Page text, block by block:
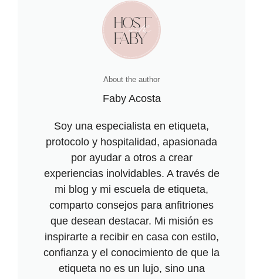
About the author
Faby Acosta
Soy una especialista en etiqueta,
protocolo y hospitalidad, apasionada
por ayudar a otros a crear
experiencias inolvidables. A través de
mi blog y mi escuela de etiqueta,
comparto consejos para anfitriones
que desean destacar. Mi misión es
inspirarte a recibir en casa con estilo,
confianza y el conocimiento de que la
etiqueta no es un lujo, sino una